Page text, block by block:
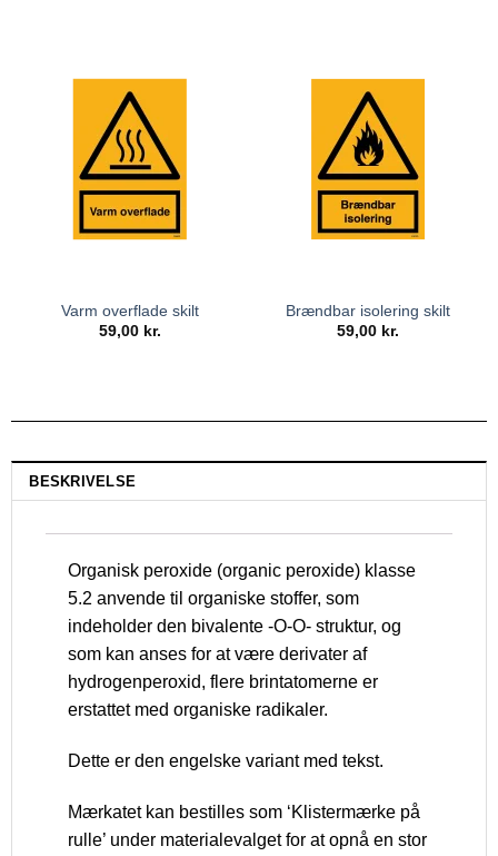
Varm overflade skilt
59,00 kr.
Brændbar isolering skilt
59,00 kr.
BESKRIVELSE
Organisk peroxide (organic peroxide) klasse
5.2 anvende til organiske stoffer, som
indeholder den bivalente -O-O- struktur, og
som kan anses for at være derivater af
hydrogenperoxid, flere brintatomerne er
erstattet med organiske radikaler.
Dette er den engelske variant med tekst.
Mærkatet kan bestilles som ‘Klistermærke på
rulle’ under materialevalget for at opnå en stor